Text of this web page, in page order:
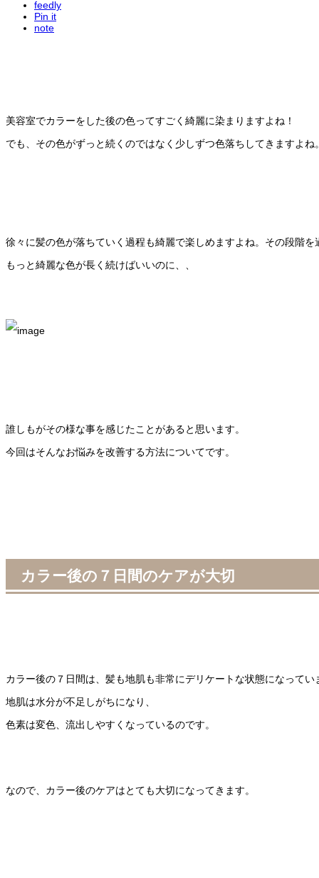
feedly
Pin it
note
美容室でカラーをした後の色ってすごく綺麗に染まりますよね！
でも、その色がずっと続くのではなく少しずつ色落ちしてきますよね
徐々に髪の色が落ちていく過程も綺麗で楽しめますよね。その段階
もっと綺麗な色が長く続けばいいのに、、
誰しもがその様な事を感じたことがあると思います。
今回はそんなお悩みを改善する方法についてです。
カラー後の７日間のケアが大切
カラー後の７日間は、髪も地肌も非常にデリケートな状態になってい
地肌は水分が不足しがちになり、
色素は変色、流出しやすくなっているのです。
なので、カラー後のケアはとても大切になってきます。